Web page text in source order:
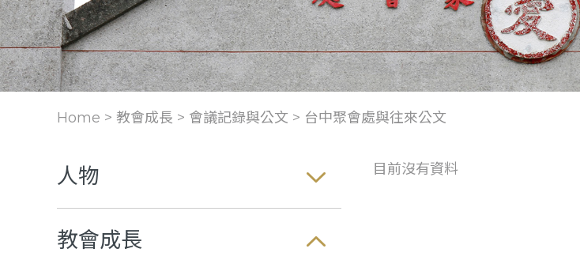
Home > 教會成長 > 會議記錄與公文 > 台中聚會處與往來公文
人物
教會成長
目前沒有資料